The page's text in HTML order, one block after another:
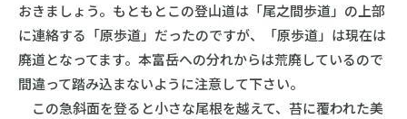
おきましょう。もともとこの登山道は「尾之間歩道」の上部
に連絡する「原歩道」だったのですが、「原歩道」は現在は
廃道となってます。本富岳への分れからは荒廃しているので
間違って踏み込まないように注意して下さい。
この急斜面を登ると小さな尾根を越えて、苔に覆われた美